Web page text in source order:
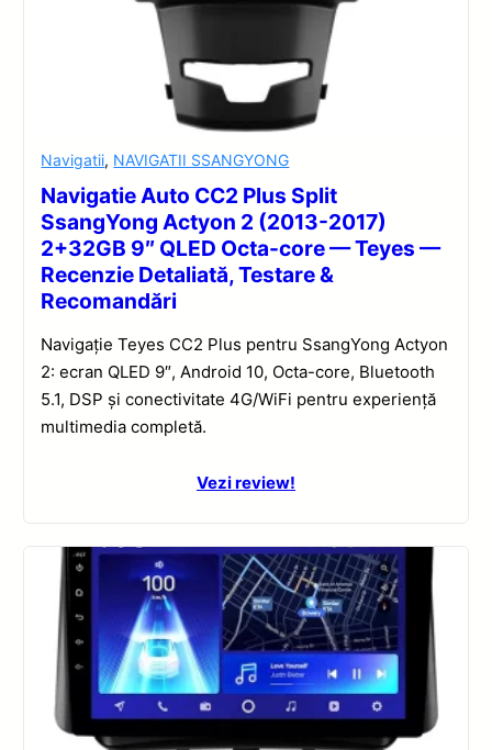
Navigatii, NAVIGATII SSANGYONG
Navigatie Auto CC2 Plus Split
SsangYong Actyon 2 (2013-2017)
2+32GB 9″ QLED Octa-core — Teyes —
Recenzie Detaliată, Testare &
Recomandări
Navigație Teyes CC2 Plus pentru SsangYong Actyon
2: ecran QLED 9″, Android 10, Octa-core, Bluetooth
5.1, DSP și conectivitate 4G/WiFi pentru experiență
multimedia completă.
Vezi review!